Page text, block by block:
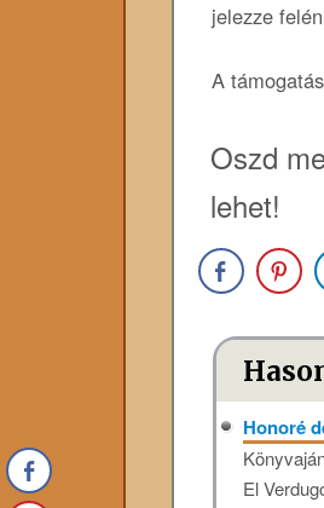
jelezze
A
Oszd
lehet!
Honoré
El